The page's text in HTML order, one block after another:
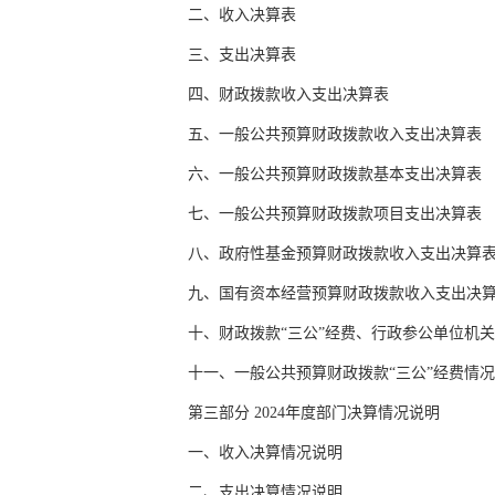
二、收入决算表
三、支出决算表
四、财政拨款收入支出决算表
五、一般公共预算财政拨款收入支出决算表
六、一般公共预算财政拨款基本支出决算表
七、一般公共预算财政拨款项目支出决算表
八、政府性基金预算财政拨款收入支出决算表
九、国有资本经营预算财政拨款收入支出决
十、财政拨款“三公”经费、行政参公单位机
十一、一般公共预算财政拨款“三公”经费情
第三部分 2024年度部门决算情况说明
一、收入决算情况说明